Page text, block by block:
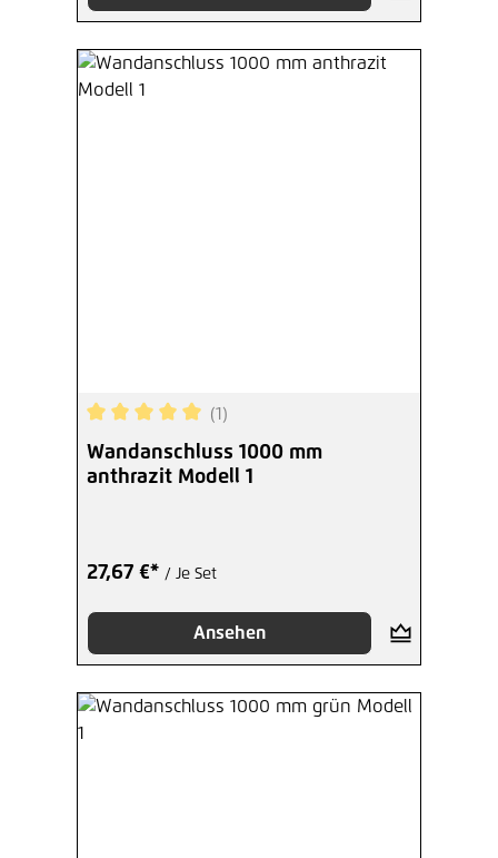
Durchschnittliche Bewertung von 5 von 5
(1)
Wandanschluss 1000 mm
anthrazit Modell 1
27,67 €* / Je Set
Ansehen